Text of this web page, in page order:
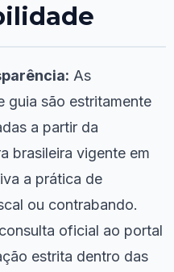
As
guia são estritamente
a partir da
brasileira vigente em
a prática de
ou contrabando.
oficial ao portal
estrita dentro das